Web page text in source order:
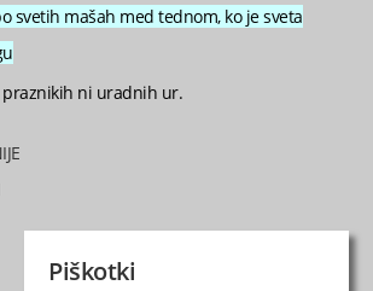
Piškotki
po svetih mašah med tednom, ko je sveta
ni uradnih ur.